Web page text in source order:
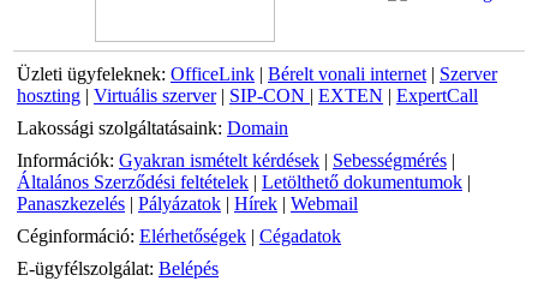
Üzleti ügyfeleknek: OfficeLink | Bérelt vonali internet | Szerver
hoszting | Virtuális szerver| SIP-CON | EXTEN | ExpertCall
Lakossági szolgáltatásaink: Domain
Információk: Gyakran ismételt kérdések | Sebességmérés |
Általános Szerződési feltételek | Letölthető dokumentumok |
Panaszkezelés | Pályázatok | Hírek | Webmail
Céginformáció: Elérhetőségek | Cégadatok
E-ügyfélszolgálat: Belépés